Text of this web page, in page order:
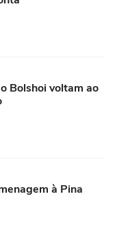
Bolshoi voltam ao
à Pina